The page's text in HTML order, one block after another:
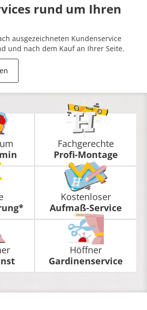
rund um Ihren
ausgezeichneten Kundenservice
und nach dem Kauf an Ihrer Seite.
Fachgerechte
Profi-Montage
Kostenloser
Aufmaß-Service
Höffner
Gardinenservice